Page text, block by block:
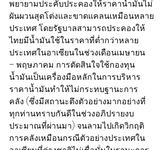
พยายามประคับประคองให้ราคาน้ำมันไม่
ผันผวนสุดโต่งและขาดแคลนเหมือนหลาย
ประเทศ โดยรัฐบาลสามารถประคองให้
ไทยมีน้ำมันใช้ในราคาที่ต่ำกว่าหลาย
ประเทศในอาเซียนในช่วงเดือนเมษายน
– พฤษภาคม การตัดสินใจใช้กองทุน
น้ำมันเป็นเครื่องมือหลักในการบริหาร
ราคาน้ำมันทำให้ไม่กระทบฐานะการ
คลัง (ซึ่งมีสถานะตึงตัวอย่างมากอย่างที่
ทุกท่านทราบกันดีในช่วงอภิปรายงบ
ประมาณที่ผ่านมา) จนลามไปเกิดวิกฤติ
การคลังเหมือนกรณีตัวอย่างประเทศใน